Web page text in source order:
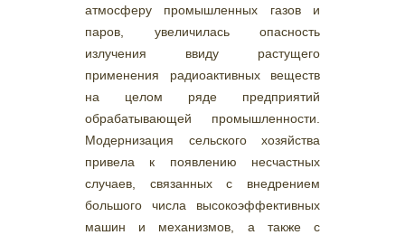
атмосферу промышленных газов и
паров, увеличилась опасность
излучения ввиду растущего
применения радиоактивных веществ
на целом ряде предприятий
обрабатывающей промышленности.
Модернизация сельского хозяйства
привела к появлению несчастных
случаев, связанных с внедрением
большого числа высокоэффективных
машин и механизмов, а также с